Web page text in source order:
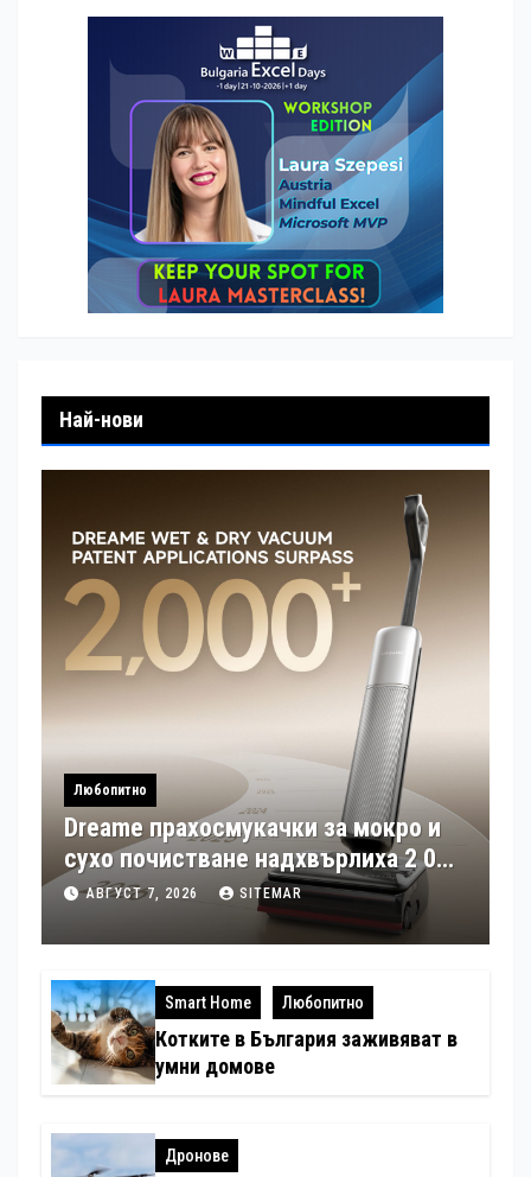
Най-нови
Любопитно
Dreame прахосмукачки за мокро и
сухо почистване надхвърлиха 2 000
патентни заявки в световен мащаб
АВГУСТ 7, 2026 SITEMAR
Smart Home Любопитно
Котките в България заживяват в
умни домове
Дронове